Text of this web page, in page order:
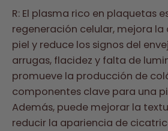
R: El plasma rico en plaquetas
regeneración celular, mejora
piel y reduce los signos del
arrugas, flacidez y falta de
promueve la producción de
componentes clave para una
Además, puede mejorar la
reducir la apariencia de